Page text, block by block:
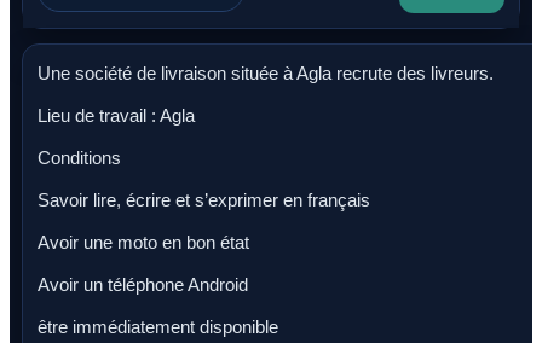
Une société de livraison située à Agla recrute des livreurs.
Lieu de travail : Agla
Conditions
Savoir lire, écrire et s’exprimer en français
Avoir une moto en bon état
Avoir un téléphone Android
être immédiatement disponible